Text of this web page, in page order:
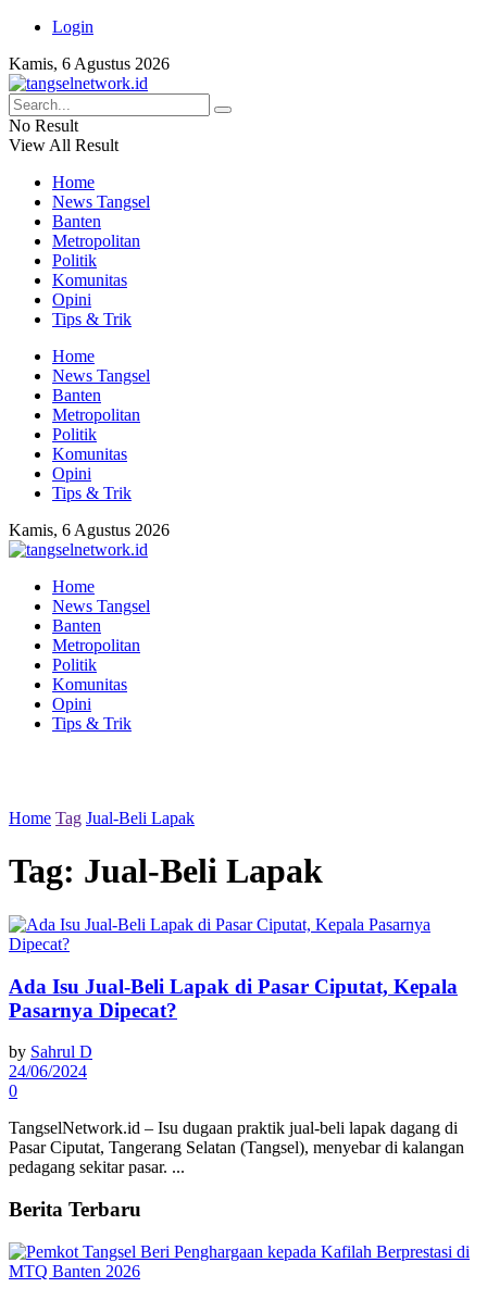
Login
Kamis, 6 Agustus 2026
No Result
View All Result
Home
News Tangsel
Banten
Metropolitan
Politik
Komunitas
Opini
Tips & Trik
Home
News Tangsel
Banten
Metropolitan
Politik
Komunitas
Opini
Tips & Trik
Kamis, 6 Agustus 2026
Home
News Tangsel
Banten
Metropolitan
Politik
Komunitas
Opini
Tips & Trik
Home Tag Jual-Beli Lapak
Tag: Jual-Beli Lapak
Ada Isu Jual-Beli Lapak di Pasar Ciputat, Kepala
Pasarnya Dipecat?
by Sahrul D
24/06/2024
0
TangselNetwork.id – Isu dugaan praktik jual-beli lapak dagang di
Pasar Ciputat, Tangerang Selatan (Tangsel), menyebar di kalangan
pedagang sekitar pasar. ...
Berita Terbaru